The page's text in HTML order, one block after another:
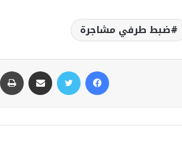
ضبط طرفي مشاجرة